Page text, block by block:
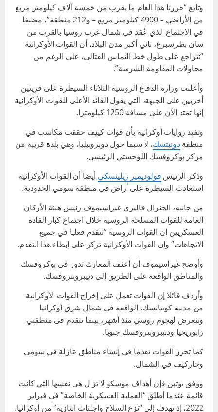
وتابع “حررنا هذا العام ما يقرب من خمسة آلاف كيلومتر مربع
من الأراضي – 4900 كيلومتر مربع – و212 منطقة”، مضيفا
في الاجتماع الذي عُقد في شمال غرب روسيا بالقرب من
سان بطرسبرغ، ثاني أكبر مدن البلاد، أن القوات الأوكرانية
“تتراجع على طول خط التماس القتالي، على الرغم من
محاولات المقاومة الشرسة”.
وأعلنت وزارة الدفاع الروسية الثلاثاء السيطرة على قريتين
أخريين على الجبهة، التي يقول القائد الأعلى للقوات الأوكرانية
إنها تمتد الآن على مسافة 1250 كيلومترا.
وتفيد روايات أوكرانية بأن قوات كييف حققت مكاسب في
منطقة دونيتسك، لا سيما حول دوبروبيليا، وهي بلدة قريبة من
مركز بوكروفسك اللوجستي الرئيسي.
وذكر الرئيس فولوديمير زيلينسكي أيضا أن القوات الأوكرانية
استعادت السيطرة على أراض في منطقة سومي الحدودية.
من جانبه، الجنرال فاليري غيراسيموف رئيس هيئة الأركان
العامة للقوات المسلحة الروسية خلال اجتماع كبار القادة
العسكريين إن القوات الروسية “تتقدم فعليا في جميع
الاتجاهات” وإن القوات الأوكرانية تركز على إبطاء هذا التقدم.
وأوضح غيراسيموف أن أعنف المعارك تدور في بوكروفسك
والمناطق الواقعة على الطريق إلى دنيبروبتروفسك.
وأردف قائلا إن القوات تعمل على إخراج القوات الأوكرانية
من مدينة كوبيانسك، الواقعة في شمال شرق أوكرانيا
وتتعرض لهجوم روسي منذ أشهر، بينما تتقدم في منطقتي
زابوريجيا ودنيبروبتروفسك جنوبا.
كما تحرز القوات تقدما في إنشاء مناطق عازلة في سومي
وخاركيف في الشمال.
ووفق بوتين فإن أهداف موسكو لا تزال هي نفسها التي كانت
قائمة عندما أطلق “العملية العسكرية الخاصة” في فبراير
2022، إذ تهدف إلى “نزع السلاح واجتثاث النازية” من أوكرانيا.